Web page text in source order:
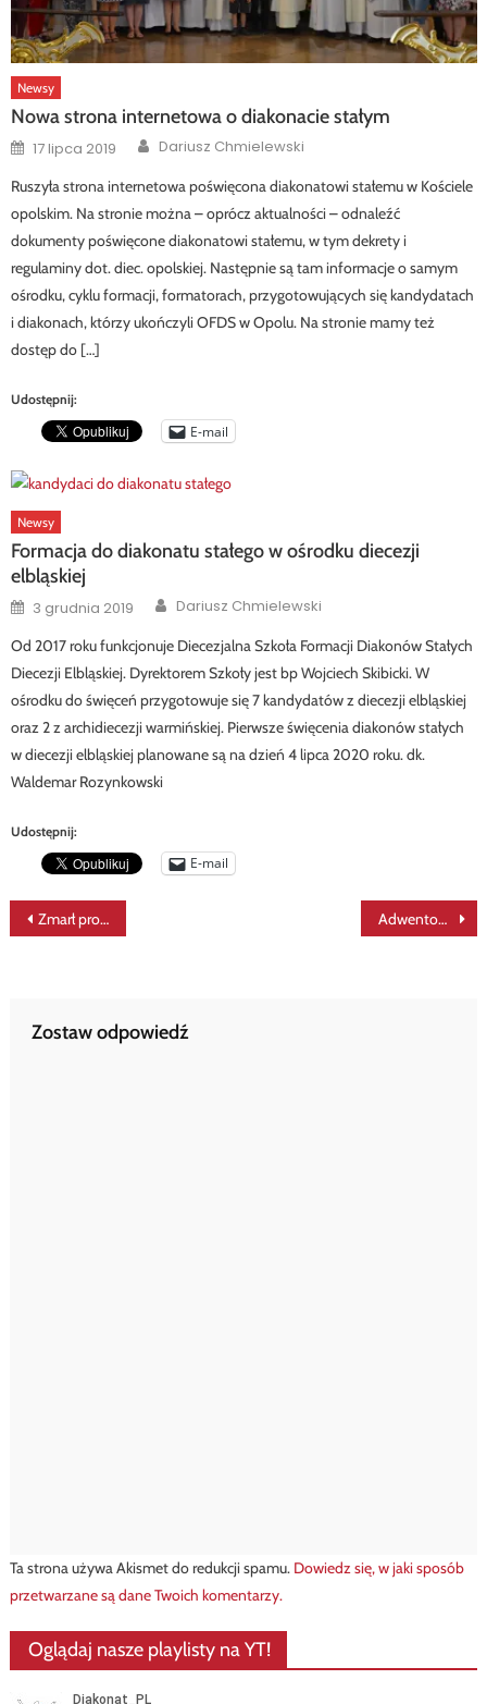
Newsy
Nowa strona internetowa o diakonacie stałym
Posted
on
17 lipca 2019 Author
Dariusz Chmielewski
Ruszyła strona internetowa poświęcona diakonatowi stałemu w Kościele
opolskim. Na stronie można – oprócz aktualności – odnaleźć
dokumenty poświęcone diakonatowi stałemu, w tym dekrety i
regulaminy dot. diec. opolskiej. Następnie są tam informacje o samym
ośrodku, cyklu formacji, formatorach, przygotowujących się kandydatach
i diakonach, którzy ukończyli OFDS w Opolu. Na stronie mamy też
dostęp do […]
Udostępnij:
E-mail
Newsy
Formacja do diakonatu stałego w ośrodku diecezji
elbląskiej
Posted
on
3 grudnia 2019 Author
Dariusz Chmielewski
Od 2017 roku funkcjonuje Diecezjalna Szkoła Formacji Diakonów Stałych
Diecezji Elbląskiej. Dyrektorem Szkoły jest bp Wojciech Skibicki. W
ośrodku do święceń przygotowuje się 7 kandydatów z diecezji elbląskiej
oraz 2 z archidiecezji warmińskiej. Pierwsze święcenia diakonów stałych
w diecezji elbląskiej planowane są na dzień 4 lipca 2020 roku. dk.
Waldemar Rozynkowski
Udostępnij:
E-mail
Nawigacja
Zmarł promotor diakonatu stałego w Opolu – ks. Helmut Sobeczko Adwentowy dzień skupienia diakonów stałych na Jasnej Górze
Zostaw odpowiedź
Ta strona używa Akismet do redukcji spamu. Dowiedz się, w jaki sposób
przetwarzane są dane Twoich komentarzy.
Oglądaj nasze playlisty na YT!